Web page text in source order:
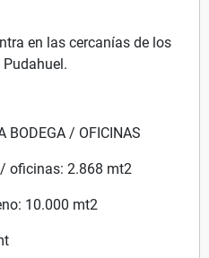
en las cercanías de los
BODEGA / OFICINAS
oficinas: 2.868 mt2
10.000 mt2